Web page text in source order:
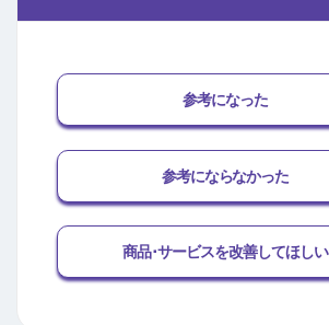
参考になった
参考にならなかった
商品･サービスを改善してほしい